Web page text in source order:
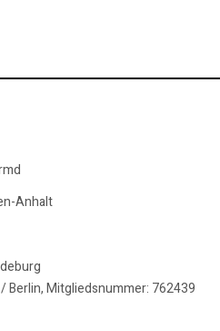
gegen extremen Starkregen sowie
3
Anhalt
Berlin, Mitgliedsnummer: 762439